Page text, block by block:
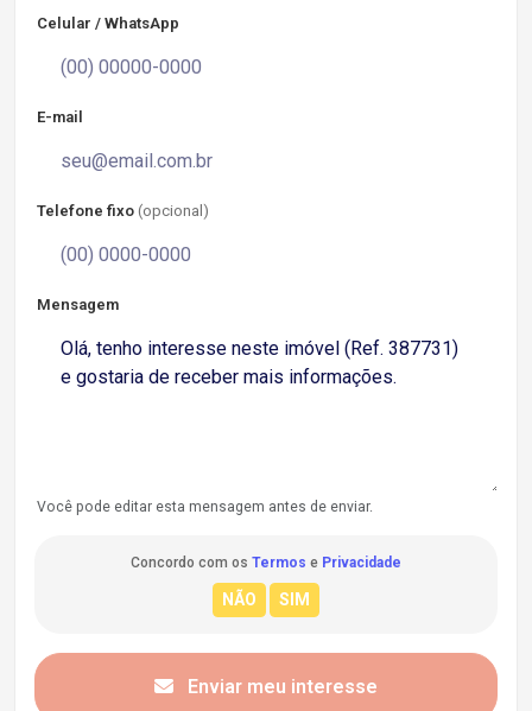
Celular / WhatsApp
E-mail
Telefone fixo (opcional)
Mensagem
Você pode editar esta mensagem antes de enviar.
Concordo com os Termos e Privacidade
Enviar meu interesse